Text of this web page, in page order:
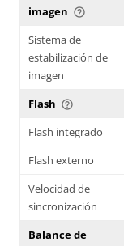
imagen help_outline
Sistema de
estabilización de
imagen
Flash help_outline
Flash integrado
Flash externo
Velocidad de
sincronización
Balance de